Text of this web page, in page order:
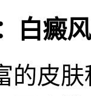
白癜
的皮